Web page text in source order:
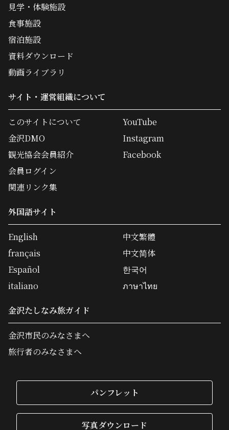
見学・体験施設
食事施設
宿泊施設
資料ダウンロード
動画ライブラリ
サイト・運営組織について
このサイトについて
金沢DMO
観光協会会員紹介
会員ログイン
関連リンク集
YouTube
Instagram
Facebook
外国語サイト
English
français
Español
italiano
中文繁體
中文简体
한국어
ภาษาไทย
金沢たしなみ旅ガイド
金沢市民のみなさまへ
旅行者のみなさまへ
パンフレット
写真ダウンロード